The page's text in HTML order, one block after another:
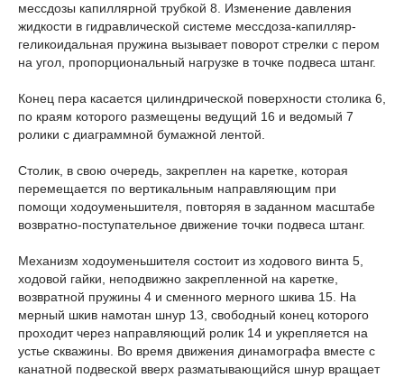
мессдозы капиллярной трубкой 8. Изменение давления
жидкости в гидравлической системе мессдоза-капилляр-
геликоидальная пружина вызывает поворот стрелки с пером
на угол, пропорциональный нагрузке в точке подвеса штанг.
Конец пера касается цилиндрической поверхности столика 6,
по краям которого размещены ведущий 16 и ведомый 7
ролики с диаграммной бумажной лентой.
Столик, в свою очередь, закреплен на каретке, которая
перемещается по вертикальным направляющим при
помощи ходоуменьшителя, повторяя в заданном масштабе
возвратно-поступательное движение точки подвеса штанг.
Механизм ходоуменьшителя состоит из ходового винта 5,
ходовой гайки, неподвижно закрепленной на каретке,
возвратной пружины 4 и сменного мерного шкива 15. На
мерный шкив намотан шнур 13, свободный конец которого
проходит через направляющий ролик 14 и укрепляется на
устье скважины. Во время движения динамографа вместе с
канатной подвеской вверх разматывающийся шнур вращает